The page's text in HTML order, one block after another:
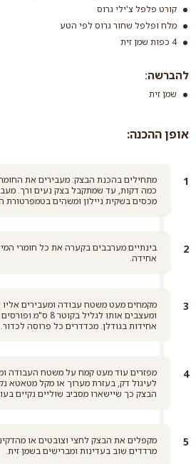
קורט פלפל צ'ילי גרוס
מלח ופלפל שחור גרוס לפי הטע
4 כפות שמן זית
להברשה:
שמן זית
אופן ההכנה:
מתחילים בהכנת הבצק: מעבירים את
כמה דקות, עד שמתקבל בצק נעים ורך.
מכסים בשקית ניילון ומשהים בטמפרטורת החדר 20
בינתיים מערבבים בקערה את כל חומרי
אחידה.
מקמחים מעט משטח עבודה ומעבירים
אחידות בגודלן. מכדדרים כל פרוסה לכדור.
מפזרים עוד מעט קמח על משטח העבודה
לעיגול דק, בעזרת מערוך או מקל מטאטא
הבצק כך שיישארו מסביב שוליים נקיים בעובי 1-2
מקפלים את הבצק לחצי וצובטים או
מרדדים שוב בעדינות ומברישים בשמן זית.